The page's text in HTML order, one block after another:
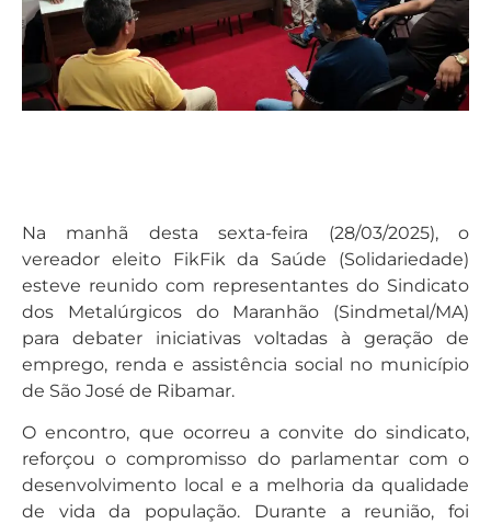
Na manhã desta sexta-feira (28/03/2025), o
vereador eleito FikFik da Saúde (Solidariedade)
esteve reunido com representantes do Sindicato
dos Metalúrgicos do Maranhão (Sindmetal/MA)
para debater iniciativas voltadas à geração de
emprego, renda e assistência social no município
de São José de Ribamar.
O encontro, que ocorreu a convite do sindicato,
reforçou o compromisso do parlamentar com o
desenvolvimento local e a melhoria da qualidade
de vida da população. Durante a reunião, foi